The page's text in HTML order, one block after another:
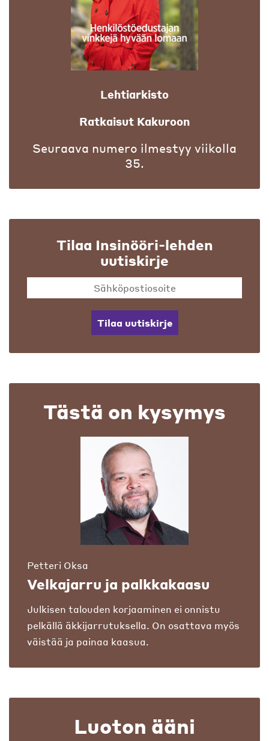
Lehtiarkisto
Ratkaisut Kakuroon
Seuraava numero ilmestyy viikolla
35.
Tilaa Insinööri-lehden
uutiskirje
Tilaa uutiskirje
Tästä on kysymys
Petteri Oksa
Velkajarru ja palkkakaasu
Julkisen talouden korjaaminen ei onnistu
pelkällä äkkijarrutuksella. On osattava myös
väistää ja painaa kaasua.
Luoton ääni